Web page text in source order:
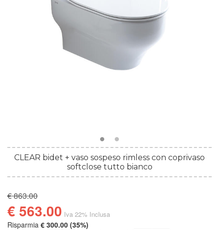
CLEAR bidet + vaso sospeso rimless con coprivaso
softclose tutto bianco
€ 863.00
€ 563.00 Iva 22% Inclusa
Risparmia € 300.00 (35%)